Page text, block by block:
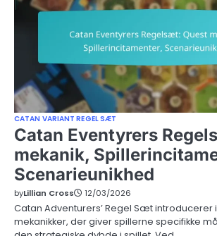
CATAN VARIANT REGEL SÆT
Catan Eventyrers
mekanik,
Scenarieunikhed
byLillian Cross 12/03/2026
Catan Adventurers’ Regel Sæt
mekanikker, der giver spillerne specifikke